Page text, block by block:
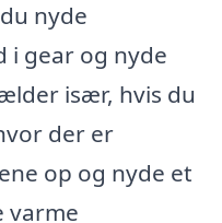
nyde
i gear og nyde
især, hvis du
der er
op og nyde et
varme